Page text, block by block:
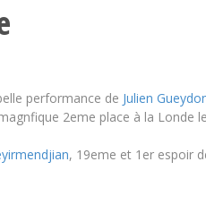
performance de Julien
2eme place à la Londe
, 19eme et 1er espoir